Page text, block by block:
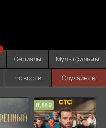
Сериалы Мультфильмы
Новости Случайное
8.889